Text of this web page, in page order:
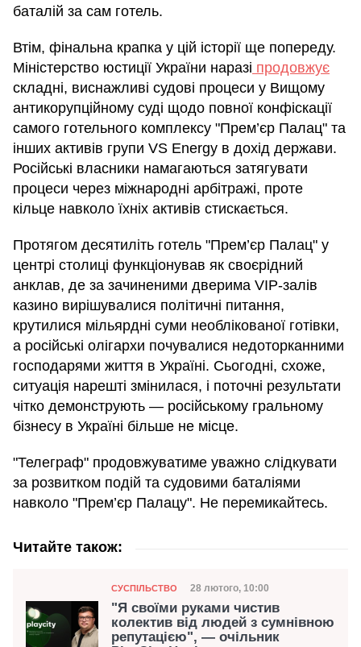
баталій за сам готель.
Втім, фінальна крапка у цій історії ще попереду.
Міністерство юстиції України наразі продовжує
складні, виснажливі судові процеси у Вищому
антикорупційному суді щодо повної конфіскації
самого готельного комплексу "Прем’єр Палац" та
інших активів групи VS Energy в дохід держави.
Російські власники намагаються затягувати
процеси через міжнародні арбітражі, проте
кільце навколо їхніх активів стискається.
Протягом десятиліть готель "Прем’єр Палац" у
центрі столиці функціонував як своєрідний
анклав, де за зачиненими дверима VIP-залів
казино вирішувалися політичні питання,
крутилися мільярдні суми необлікованої готівки,
а російські олігархи почувалися недоторканними
господарями життя в Україні. Сьогодні, схоже,
ситуація нарешті змінилася, і поточні результати
чітко демонструють — російському гральному
бізнесу в Україні більше не місце.
"Телеграф" продовжуватиме уважно слідкувати
за розвитком подій та судовими баталіями
навколо "Прем’єр Палацу". Не перемикайтесь.
Читайте також:
Категорія
СУСПІЛЬСТВО Дата публікації
28 лютого, 10:00
"Я своїми руками чистив
колектив від людей з сумнівною
репутацією", — очільник